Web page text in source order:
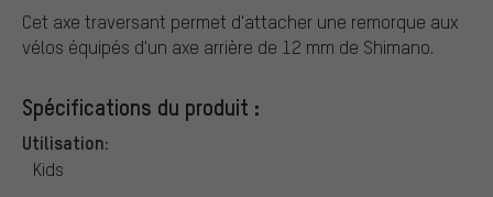
Cet axe traversant permet d'attacher une remorque aux
vélos équipés d'un axe arrière de 12 mm de Shimano.
Spécifications du produit :
Utilisation:
Kids